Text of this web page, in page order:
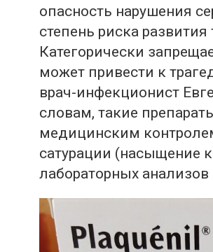
опасность нарушения
степень риска развития
Категорически
может привести к
врач-инфекционист
словам, такие
медицинским
сатурации (насыщение
лабораторных анализов